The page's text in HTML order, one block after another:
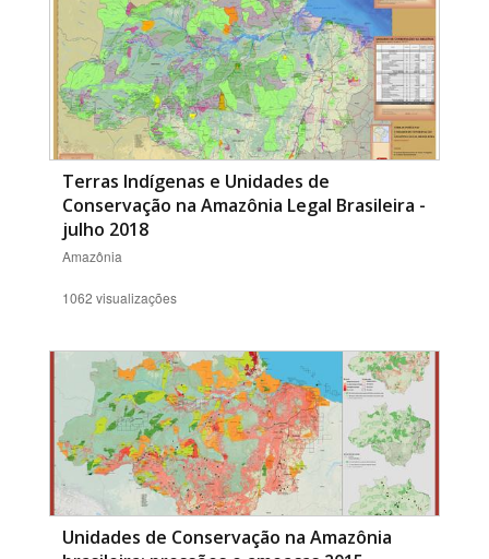
Terras Indígenas e Unidades de
Conservação na Amazônia Legal Brasileira -
julho 2018
Amazônia
1062 visualizações
Unidades de Conservação na Amazônia